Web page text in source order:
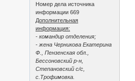
Номер дела источника
информации 669
Дополнительная
информация:
- командир отделения;
- жена Черникова Екатерина
Ф., Пензенская обл.,
Бессоновский р-н,
Степановский с/с,
с.Трофимовка.